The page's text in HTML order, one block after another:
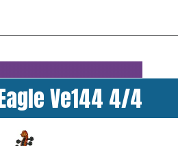
Ve144 4/4